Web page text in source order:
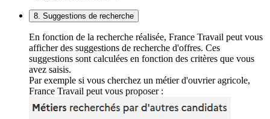
8. Suggestions de recherche
En fonction de la recherche réalisée, France Travail peut vous
afficher des suggestions de recherche d'offres. Ces
suggestions sont calculées en fonction des critères que vous
avez saisis.
Par exemple si vous cherchez un métier d'ouvrier agricole,
France Travail peut vous proposer :